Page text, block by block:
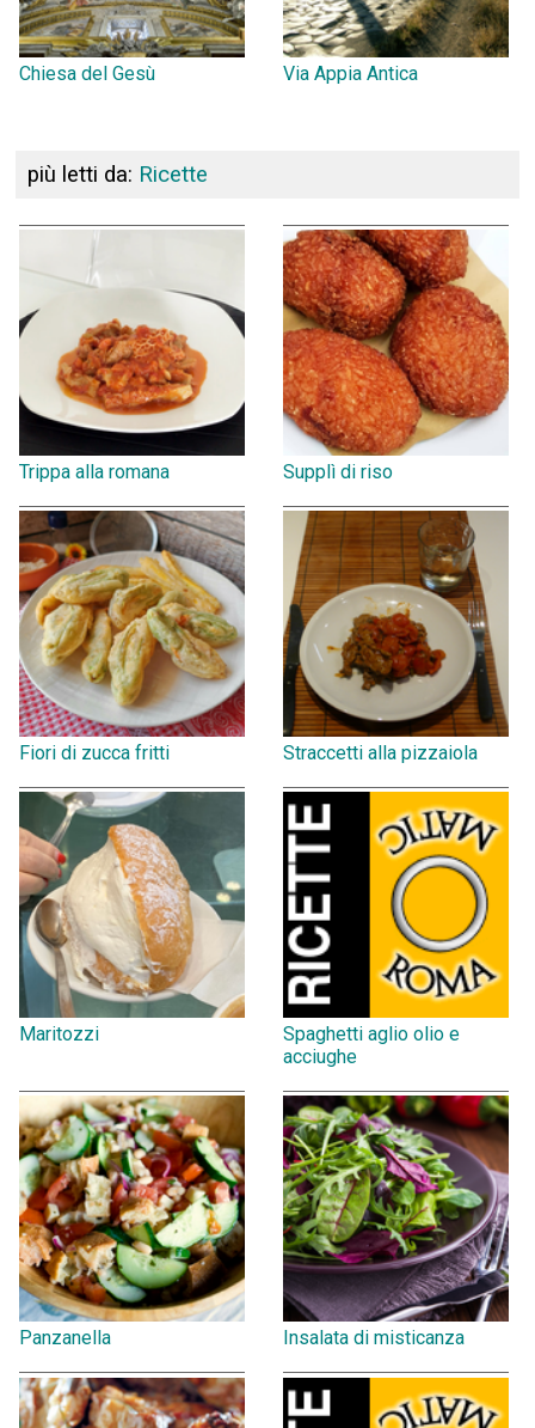
Chiesa del Gesù Via Appia Antica
più letti da: Ricette
Trippa alla romana Supplì di riso
Fiori di zucca fritti Straccetti alla pizzaiola
Maritozzi
Spaghetti aglio olio e
acciughe
Panzanella Insalata di misticanza